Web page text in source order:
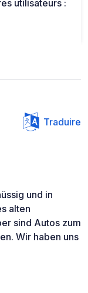
utilisateurs :
Traduire
und in
alten
sind Autos zum
Wir haben uns